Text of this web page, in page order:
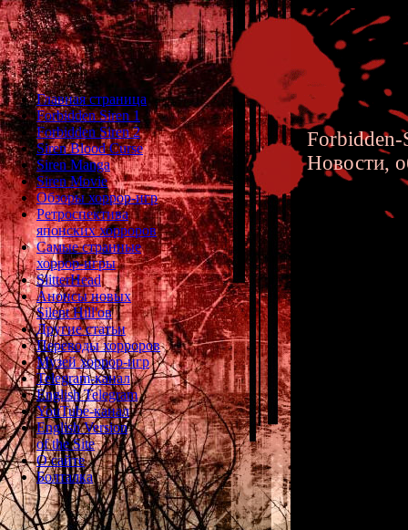
Главная страница
Forbidden Siren 1
Forbidden Siren 2
Siren Blood Curse
Siren Manga
Siren Movie
Обзоры хоррор-игр
Ретроспектива
японских хорроров
Самые странные
хоррор-игры
SlitterHead
Анонсы новых
Silent Hill'ов
Другие статьи
Переводы хорроров
Музей хоррор-игр
Telegram-канал
English Telegram
YouTube-канал
English Version
of the Site
О сайте
Болталка
Forbidden-
Новости,